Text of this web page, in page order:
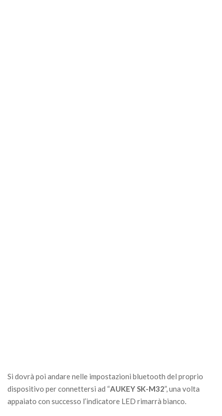
Si dovrà poi andare nelle impostazioni bluetooth del proprio
dispositivo per connettersi ad “AUKEY SK-M32”, una volta
appaiato con successo l’indicatore LED rimarrà bianco.